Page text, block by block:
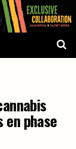
en phase